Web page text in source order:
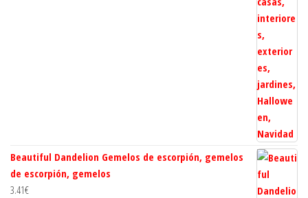
Beautiful Dandelion Gemelos de escorpión, gemelos
de escorpión, gemelos
3.41€